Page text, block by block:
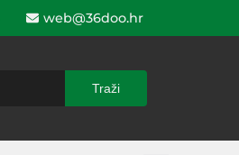
Traži
web@36doo.hr
Traži